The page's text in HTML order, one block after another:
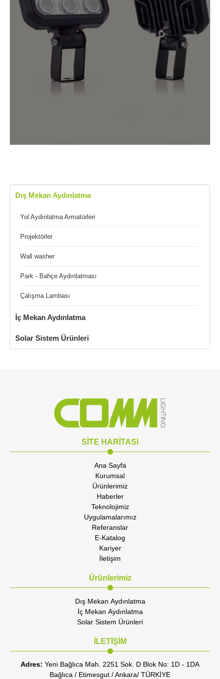
Dış Mekan Aydınlatma
Yol Aydınlatma Armatürleri
Projektörler
Wall washer
Park - Bahçe Aydınlatması
Çalışma Lambası
İç Mekan Aydınlatma
Solar Sistem Ürünleri
SİTE HARİTASI
Ana Sayfa
Kurumsal
Ürünlerimiz
Haberler
Teknolojimiz
Uygulamalarımız
Referanslar
E-Katalog
Kariyer
İletişim
Ürünlerimiz
Dış Mekan Aydınlatma
İç Mekan Aydınlatma
Solar Sistem Ürünleri
İLETİŞİM
Adres: Yeni Bağlıca Mah. 2251 Sok. D Blok No: 1D - 1DA
Bağlıca / Etimesgut / Ankara/ TÜRKİYE